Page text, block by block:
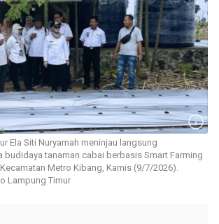
Ela Siti Nuryamah meninjau langsung
budidaya tanaman cabai berbasis Smart Farming
Metro Kibang, Kamis (9/7/2026).
Lampung Timur